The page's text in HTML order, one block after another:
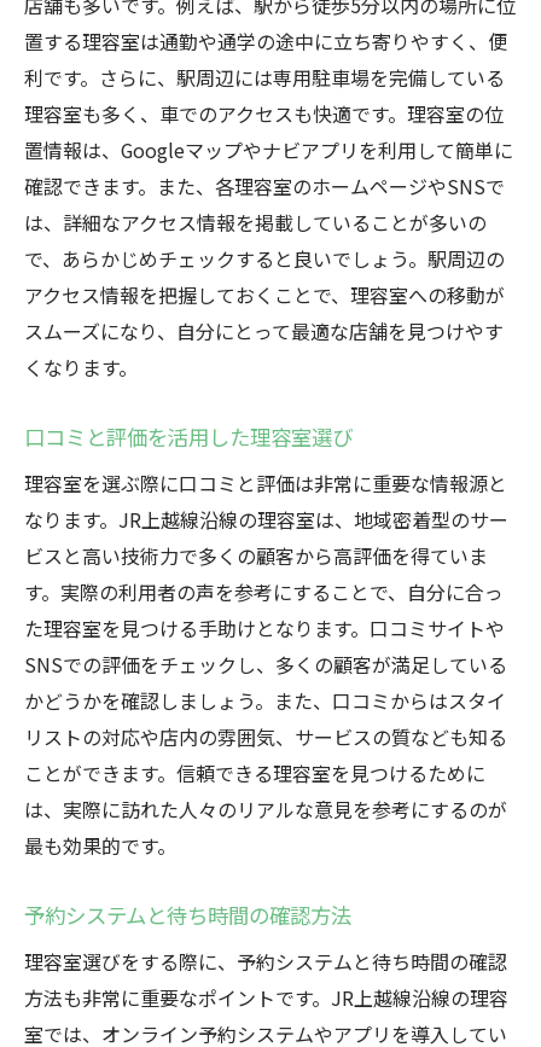
美容と健康をサポートするメニュー
特別なイベントに合わせたサービス
理容室の料金とサービスを知って、お気に入り
のサロンを見つけよう
実際に足を運んで確認する重要性
事前にカウンセリングを受ける方法
料金とサービスのバランスを考える
信頼できる理容室の見極め方
自分に合うスタイルの提案をもらう
長期的に通う理容室の選び方
置する理容室は通勤や通学の途中に立ち寄りやすく、便
利です。さらに、駅周辺には専用駐車場を完備している
理容室も多く、車でのアクセスも快適です。理容室の位
置情報は、Googleマップやナビアプリを利用して簡単に
確認できます。また、各理容室のホームページやSNSで
は、詳細なアクセス情報を掲載していることが多いの
で、あらかじめチェックすると良いでしょう。駅周辺の
アクセス情報を把握しておくことで、理容室への移動が
スムーズになり、自分にとって最適な店舗を見つけやす
くなります。
口コミと評価を活用した理容室選び
理容室を選ぶ際に口コミと評価は非常に重要な情報源と
なります。JR上越線沿線の理容室は、地域密着型のサー
ビスと高い技術力で多くの顧客から高評価を得ていま
す。実際の利用者の声を参考にすることで、自分に合っ
た理容室を見つける手助けとなります。口コミサイトや
SNSでの評価をチェックし、多くの顧客が満足している
かどうかを確認しましょう。また、口コミからはスタイ
リストの対応や店内の雰囲気、サービスの質なども知る
ことができます。信頼できる理容室を見つけるために
は、実際に訪れた人々のリアルな意見を参考にするのが
最も効果的です。
予約システムと待ち時間の確認方法
理容室選びをする際に、予約システムと待ち時間の確認
方法も非常に重要なポイントです。JR上越線沿線の理容
室では、オンライン予約システムやアプリを導入してい